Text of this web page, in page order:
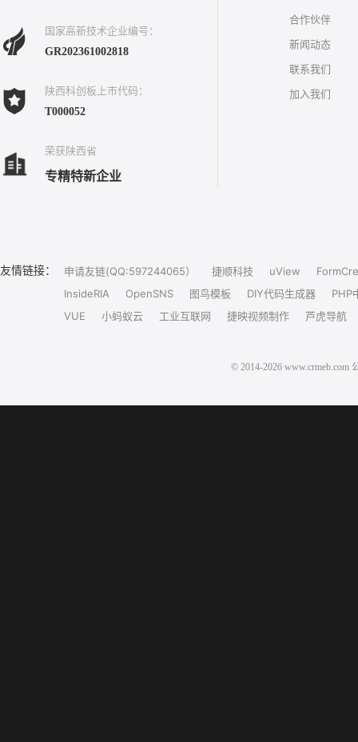
国家高新技术企业编号：
GR202361002818
陕西科创板上市代码：
T000052
荣获陕西省
专精特新企业
合作伙伴
新闻动态
联系我们
加入我们
友情链接： 申请友链(QQ:597244065） 捷顺科技 uView
InsideRIA
OpenSNS 图鸟模板 DIY代码生成器
PHP
VUE
小蚂蚁云 工业互联网 捷映视频制作 芦虎导航
© 2014-2026